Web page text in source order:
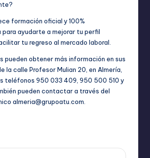
formación oficial y 100%
para ayudarte a mejorar tu perfil
tu regreso al mercado laboral.
pueden obtener más información en sus
la calle Profesor Mulian 20, en Almería,
teléfonos 950 033 409, 950 500 510 y
pueden contactar a través del
almeria@grupoatu.com